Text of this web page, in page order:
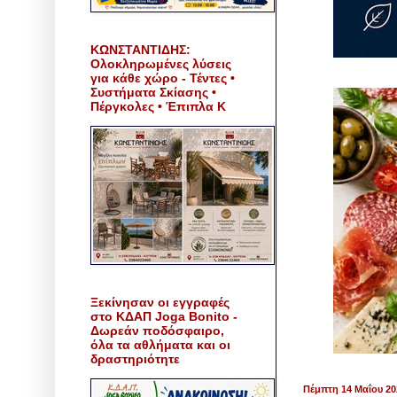
Πέμπτη 14 Μαΐου
ΚΩΝΣΤΑΝΤΙΔΗΣ:
Ολοκληρωμένες λύσεις
για κάθε χώρο - Τέντες •
Συστήματα Σκίασης •
Πέργκολες • Έπιπλα Κ
Ξεκίνησαν οι εγγραφές
στο ΚΔΑΠ Joga Bonito -
Δωρεάν ποδόσφαιρο,
όλα τα αθλήματα και οι
δραστηριότητε